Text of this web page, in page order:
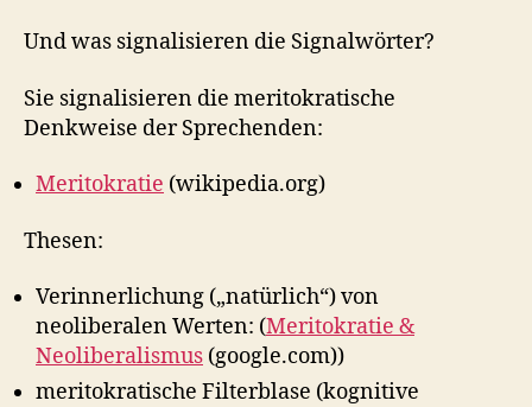
Und was signalisieren die Signalwörter?
Sie signalisieren die meritokratische
Denkweise der Sprechenden:
Meritokratie (wikipedia.org)
Thesen:
Verinnerlichung („natürlich“) von
neoliberalen Werten: (Meritokratie &
Neoliberalismus (google.com))
meritokratische Filterblase (kognitive